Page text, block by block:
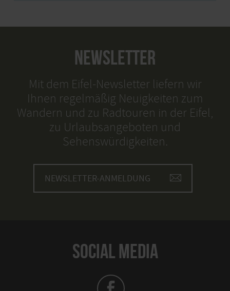
NEWSLETTER
Mit dem Eifel-Newsletter liefern wir
Ihnen regelmäßig Neuigkeiten zum
Wandern und zu Radtouren in der Eifel,
zu Urlaubsangeboten und
Sehenswürdigkeiten.
NEWSLETTER-ANMELDUNG
SOCIAL MEDIA